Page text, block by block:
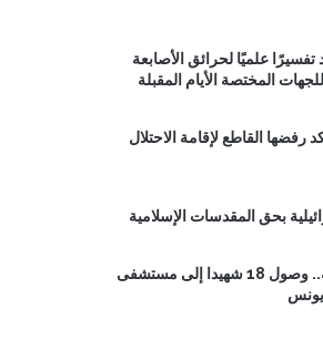
تفسيرًا علميًا لحرائق الأصابعة
المختصة الأيام المقبلة
رفضها القاطع لإقامة الاحتلال
بحق المقدسات الإسلامية
الاحتلال يواصل جرائمه.. وصول 18 شهيدا إلى مستشفى